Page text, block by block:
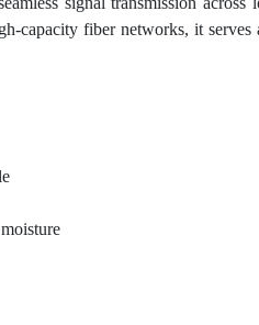
capacity fiber networks, it